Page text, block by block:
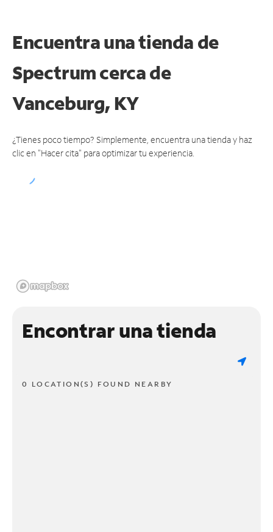
Encuentra una tienda de
Spectrumcerca de
Vanceburg, KY
¿Tienes poco tiempo? Simplemente, encuentra una tienda y haz
clic en "Hacer cita" para optimizar tu experiencia.
Encontrar una tienda
0 LOCATION(S) FOUND NEARBY